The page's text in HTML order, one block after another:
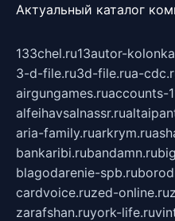
Актуальный каталог
133chel.ru13autor-
3-d-file.ru3d-file.rua-
airgungames.ruaccounts-
alfeihavsalnassr.ru
aria-family.ruarkrym.ru
bankaribi.rubandamn.ru
blagodarenie-spb.ru
cardvoice.ruzed-online.ru
zarafshan.ruyork-life.ru